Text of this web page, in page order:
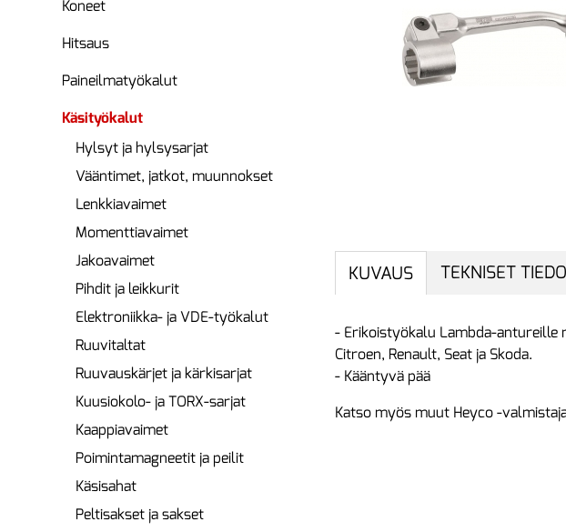
Koneet
Hitsaus
Paineilmatyökalut
Käsityökalut
Hylsyt ja hylsysarjat
Vääntimet, jatkot, muunnokset
Lenkkiavaimet
Momenttiavaimet
Jakoavaimet
Pihdit ja leikkurit
Elektroniikka- ja VDE-työkalut
Ruuvitaltat
Ruuvauskärjet ja kärkisarjat
Kuusiokolo- ja TORX-sarjat
Kaappiavaimet
Poimintamagneetit ja peilit
Käsisahat
Peltisakset ja sakset
KUVAUS TEKNISET
- Erikoistyökalu Lambda-antureille
Citroen, Renault, Seat ja Skoda.
- Kääntyvä pää
Katso myös muut Heyco -